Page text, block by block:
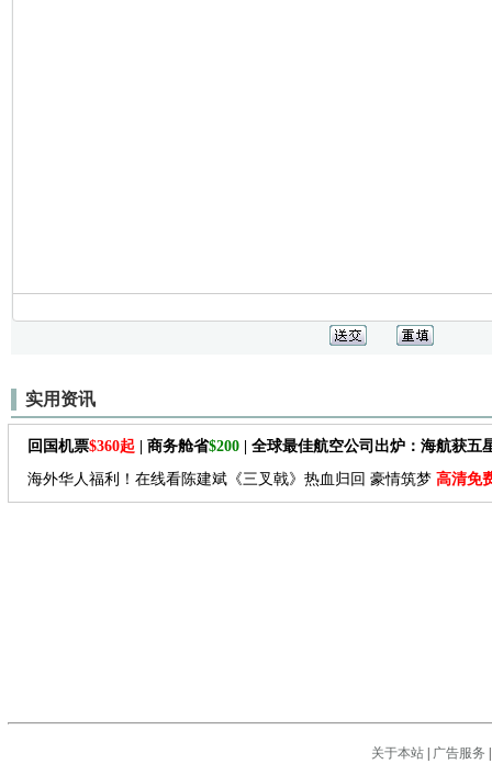
实用资讯
回国机票$360起 | 商务舱省$200 | 全球最佳航空公司出炉：海航获五
海外华人福利！在线看陈建斌《三叉戟》热血归回 豪情筑梦 高清免
关于本站| 广告服务